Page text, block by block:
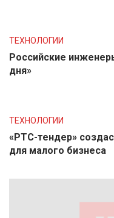
ТЕХНОЛОГИИ
Российские
дня»
ТЕХНОЛОГИИ
«РТС-тендер»
для малого бизнеса